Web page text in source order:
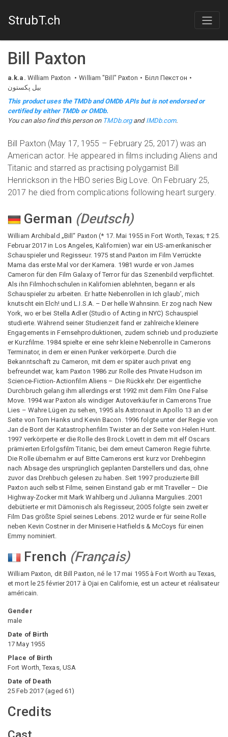
StrubT.ch
Bill Paxton
a.k.a. William Paxton William "Bill" Paxton
Білл Пекстон
بیل پکستون
This product uses the TMDb and OMDb APIs but is not endorsed or
certified by either TMDb or OMDb.
You can also find this person on TMDb.organd IMDb.com.
Bill Paxton (May 17, 1955 – February 25, 2017) was an
American actor. He appeared in films including Aliens and
Titanic and starred as practising polygamist Bill
Henrickson in the HBO series Big Love. On February 25,
2017 he died from complications following heart surgery.
German (Deutsch)
William Archibald „Bill“ Paxton (* 17. Mai 1955 in Fort Worth, Texas; † 25.
Februar 2017 in Los Angeles, Kalifornien) war ein US-amerikanischer
Schauspieler und Regisseur. 1975 stand Paxton im Film Verrückte
Mama das erste Mal vor der Kamera. 1981 wurde er von James
Cameron für den Film Galaxy of Terror für das Szenenbild verpflichtet.
Als ihn Filmhochschulen in Kalifornien ablehnten, begann er als
Schauspieler zu arbeiten. Er hatte Nebenrollen in Ich glaub’, mich
knutscht ein Elch! und L.I.S.A. – Der helle Wahnsinn. Er zog nach New
York, wo er bei Stella Adler (Studio of Acting in NYC) Schauspiel
studierte. Während seiner Studienzeit fand er zahlreiche kleinere
Engagements in Fernsehproduktionen, zudem schrieb und produzierte
er Kurzfilme. 1984 spielte er eine sehr kleine Nebenrolle in Camerons
Terminator, in dem er einen Punker verkörperte. Durch die
Bekanntschaft zu Cameron, mit dem er später auch privat eng
befreundet war, kam Paxton 1986 zur Rolle des Private Hudson im
Science-Fiction-Actionfilm Aliens – Die Rückkehr. Der eigentliche
Durchbruch gelang ihm allerdings erst 1992 mit dem Film One False
Move. 1994 war Paxton als windiger Autoverkäufer in Camerons True
Lies – Wahre Lügen zu sehen, 1995 als Astronaut in Apollo 13 an der
Seite von Tom Hanks und Kevin Bacon. 1996 folgte unter der Regie von
Jan de Bont der Katastrophenfilm Twister an der Seite von Helen Hunt.
1997 verkörperte er die Rolle des Brock Lovett in dem mit elf Oscars
prämierten Erfolgsfilm Titanic, bei dem erneut Cameron Regie führte.
Die Rolle übernahm er auf Bitte Camerons erst kurz vor Drehbeginn
nach Absage des ursprünglich geplanten Darstellers und das, ohne
zuvor das Drehbuch gelesen zu haben. Seit 1997 produzierte Bill
Paxton auch selbst Filme, seinen Einstand gab er mit Traveller – Die
Highway-Zocker mit Mark Wahlberg und Julianna Margulies. 2001
debütierte er mit Dämonisch als Regisseur, 2005 folgte sein zweiter
Film Das größte Spiel seines Lebens. 2012 wurde er für seine Rolle
neben Kevin Costner in der Miniserie Hatfields & McCoys für einen
Emmy nominiert.
French (Français)
William Paxton, dit Bill Paxton, né le 17 mai 1955 à Fort Worth au Texas,
et mort le 25 février 2017 à Ojai en Californie, est un acteur et réalisateur
américain.
Gender
male
Date of Birth
17 May 1955
Place of Birth
Fort Worth, Texas, USA
Date of Death
25 Feb 2017 (aged 61)
Credits